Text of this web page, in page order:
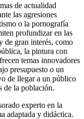
de actualidad
las agresiones
o la pornografía
profundizar en las
de gran interés, como
la pintura con
temas innovadores
presupuesto o un
de llegar a un público
de la población.
experto en la
adaptada y didáctica.